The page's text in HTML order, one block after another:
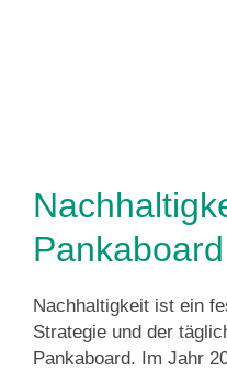
Nachhaltigkeit ist ein
Strategie und der
Pankaboard. Im Jahr